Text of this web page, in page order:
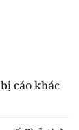
cáo khác